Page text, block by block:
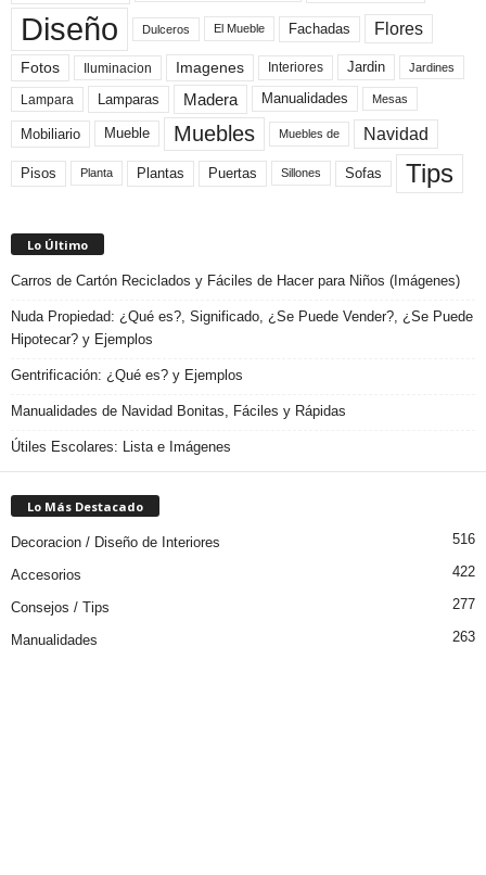
Diseño Dulceros El Mueble Fachadas Flores
Fotos Iluminacion Imagenes Interiores Jardin Jardines
Lampara Lamparas Madera Manualidades Mesas
Mobiliario Mueble Muebles Muebles de Navidad
Pisos Planta Plantas Puertas Sillones Sofas Tips
Lo Último
Carros de Cartón Reciclados y Fáciles de Hacer para Niños (Imágenes)
Nuda Propiedad: ¿Qué es?, Significado, ¿Se Puede Vender?, ¿Se Puede
Hipotecar? y Ejemplos
Gentrificación: ¿Qué es? y Ejemplos
Manualidades de Navidad Bonitas, Fáciles y Rápidas
Útiles Escolares: Lista e Imágenes
Lo Más Destacado
Decoracion / Diseño de Interiores 516
Accesorios 422
Consejos / Tips 277
Manualidades 263